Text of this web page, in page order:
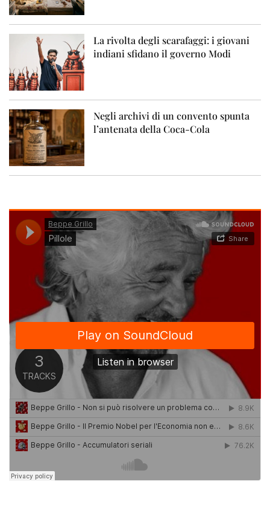
La rivolta degli scarafaggi: i giovani
indiani sfidano il governo Modi
Negli archivi di un convento spunta
l’antenata della Coca-Cola